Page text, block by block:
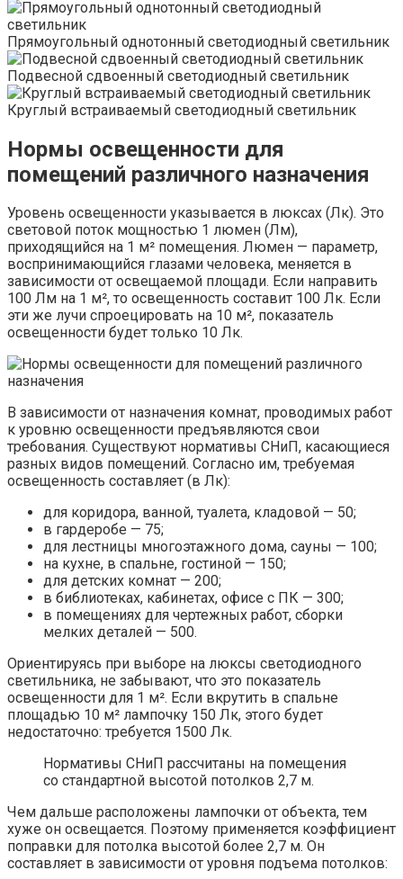
Прямоугольный однотонный светодиодный светильник
Подвесной сдвоенный светодиодный светильник
Круглый встраиваемый светодиодный светильник
Нормы освещенности для
помещений различного назначения
Уровень освещенности указывается в люксах (Лк). Это
световой поток мощностью 1 люмен (Лм),
приходящийся на 1 м² помещения. Люмен — параметр,
воспринимающийся глазами человека, меняется в
зависимости от освещаемой площади. Если направить
100 Лм на 1 м², то освещенность составит 100 Лк. Если
эти же лучи спроецировать на 10 м², показатель
освещенности будет только 10 Лк.
В зависимости от назначения комнат, проводимых работ
к уровню освещенности предъявляются свои
требования. Существуют нормативы СНиП, касающиеся
разных видов помещений. Согласно им, требуемая
освещенность составляет (в Лк):
для коридора, ванной, туалета, кладовой — 50;
в гардеробе — 75;
для лестницы многоэтажного дома, сауны — 100;
на кухне, в спальне, гостиной — 150;
для детских комнат — 200;
в библиотеках, кабинетах, офисе с ПК — 300;
в помещениях для чертежных работ, сборки
мелких деталей — 500.
Ориентируясь при выборе на люксы светодиодного
светильника, не забывают, что это показатель
освещенности для 1 м². Если вкрутить в спальне
площадью 10 м² лампочку 150 Лк, этого будет
недостаточно: требуется 1500 Лк.
Нормативы СНиП рассчитаны на помещения
со стандартной высотой потолков 2,7 м.
Чем дальше расположены лампочки от объекта, тем
хуже он освещается. Поэтому применяется коэффициент
поправки для потолка высотой более 2,7 м. Он
составляет в зависимости от уровня подъема потолков: